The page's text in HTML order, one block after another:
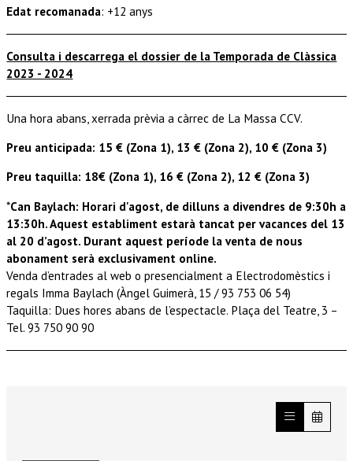
Edat recomanada: +12 anys
Consulta i descarrega el dossier de la Temporada de Clàssica
2023 - 2024
Una hora abans, xerrada prèvia a càrrec de La Massa CCV.
Preu anticipada: 15 € (Zona 1), 13 € (Zona 2), 10 € (Zona 3)
Preu taquilla: 18€ (Zona 1), 16 € (Zona 2), 12 € (Zona 3)
*Can Baylach: Horari d'agost, de dilluns a divendres de 9:30h a
13:30h. Aquest establiment estarà tancat per vacances del 13
al 20 d’agost. Durant aquest període la venta de nous
abonament serà exclusivament online.
Venda d’entrades al web o presencialment a Electrodomèstics i
regals Imma Baylach (Àngel Guimerà, 15 / 93 753 06 54)
Taquilla: Dues hores abans de l’espectacle. Plaça del Teatre, 3 –
Tel. 93 750 90 90